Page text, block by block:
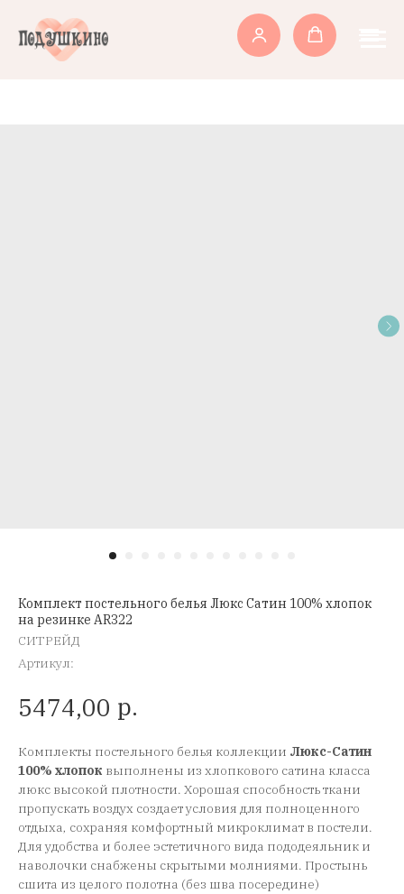
Комплект постельного белья Люкс Сатин 100% хлопок
на резинке AR322
СИТРЕЙД
Артикул:
5474,00 р.
Комплекты постельного белья коллекции Люкс-Сатин
100% хлопок выполнены из хлопкового сатина класса
люкс высокой плотности. Хорошая способность ткани
пропускать воздух создает условия для полноценного
отдыха, сохраняя комфортный микроклимат в постели.
Для удобства и более эстетичного вида пододеяльник и
наволочки снабжены скрытыми молниями. Простынь
сшита из целого полотна (без шва посередине)